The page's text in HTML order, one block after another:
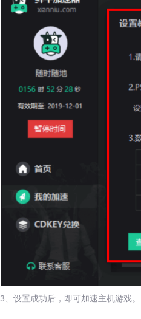
3、设置成功后，即可加速主机游戏。